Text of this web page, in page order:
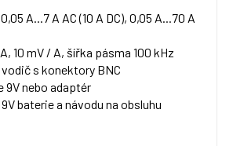
A...7 A AC (10 A DC), 0,05 A...70 A
10 mV / A, šířka pásma 100 kHz
vodič s konektory BNC
9V nebo adaptér
baterie a návodu na obsluhu